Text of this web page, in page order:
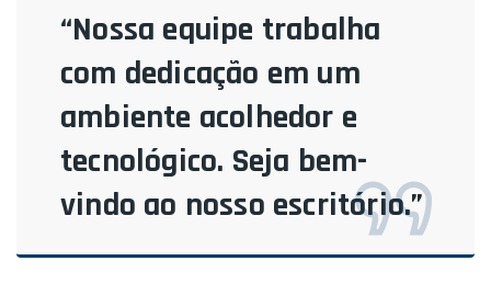
“Nossa equipe trabalha
com dedicação em um
ambiente acolhedor e
tecnológico. Seja bem-
vindo ao nosso escritório.”